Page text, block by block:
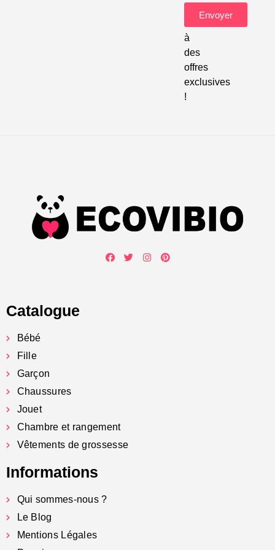
à
des
offres
exclusives
!
Envoyer
Catalogue
Bébé
Fille
Garçon
Chaussures
Jouet
Chambre et rangement
Vêtements de grossesse
Informations
Qui sommes-nous ?
Le Blog
Mentions Légales